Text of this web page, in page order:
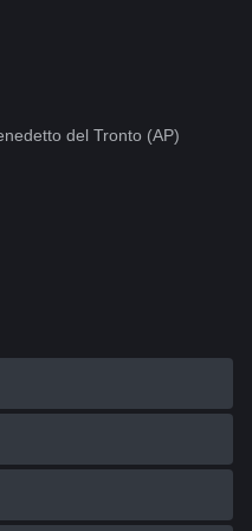
del Tronto (AP)